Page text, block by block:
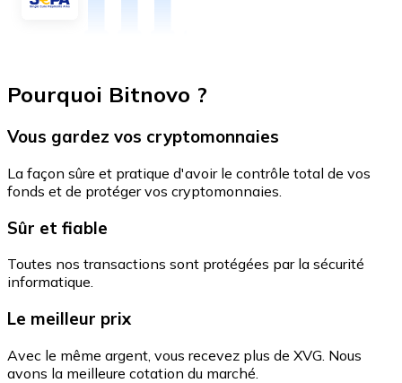
Pourquoi Bitnovo ?
Vous gardez vos cryptomonnaies
La façon sûre et pratique d'avoir le contrôle total de vos
fonds et de protéger vos cryptomonnaies.
Sûr et fiable
Toutes nos transactions sont protégées par la sécurité
informatique.
Le meilleur prix
Avec le même argent, vous recevez plus de XVG. Nous
avons la meilleure cotation du marché.